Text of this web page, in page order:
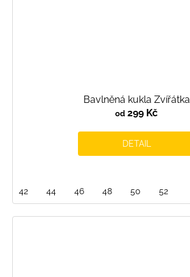
Bavlněná kukla Zvířátka
od 299 Kč
DETAIL
42 44 46 48 50 52